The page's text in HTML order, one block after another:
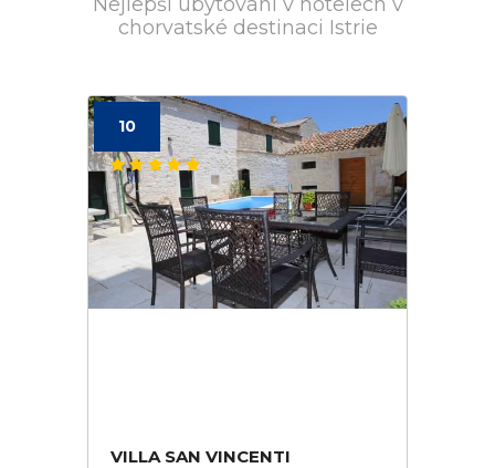
chorvatské destinaci Istrie
10
VILLA SAN VINCENTI